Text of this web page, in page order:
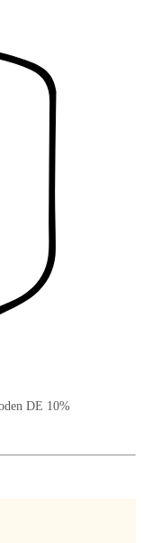
DE 10%